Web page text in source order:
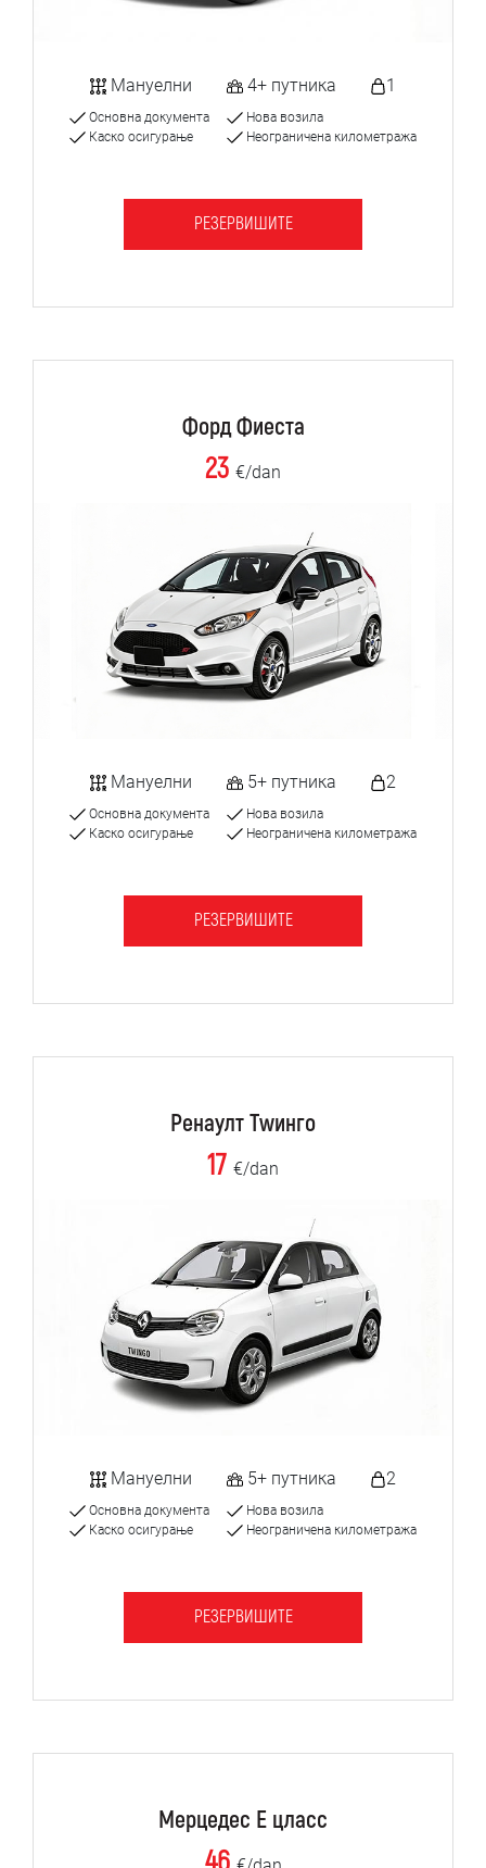
Мануелни 4+ путника 1
Основна документа
Каско осигурање
Нова возила
Неограничена километража
РЕЗЕРВИШИТЕ
Форд Фиеста
23 €/dan
Мануелни 5+ путника 2
Основна документа
Каско осигурање
Нова возила
Неограничена километража
РЕЗЕРВИШИТЕ
Ренаулт Тwинго
17 €/dan
Мануелни 5+ путника 2
Основна документа
Каско осигурање
Нова возила
Неограничена километража
РЕЗЕРВИШИТЕ
Мерцедес Е цласс